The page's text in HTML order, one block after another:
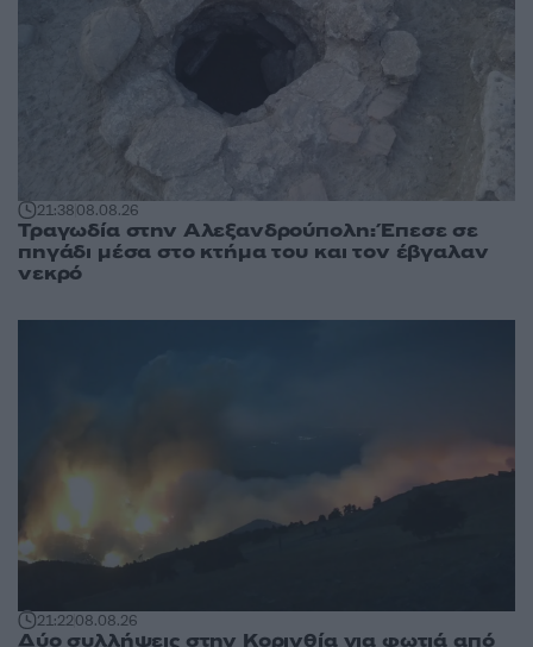
21:3808.08.26
Τραγωδία στην Αλεξανδρούπολη: Έπεσε σε
πηγάδι μέσα στο κτήμα του και τον έβγαλαν
νεκρό
21:2208.08.26
Δύο συλλήψεις στην Κορινθία για φωτιά από